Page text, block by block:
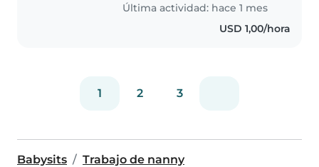
Última actividad: hace 1 mes
USD 1,00/hora
1 2 3
Babysits Trabajo de nanny